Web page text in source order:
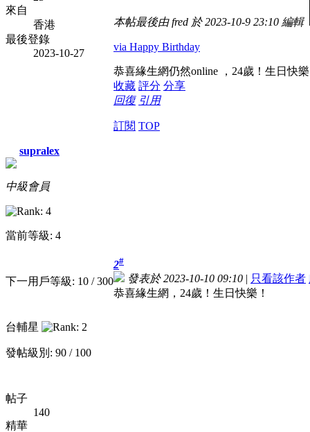
來自
香港
最後登錄
2023-10-27
本帖最後由 fred 於 2023-10-9 23:10 編輯
via Happy Birthday
恭喜緣生網仍然online ，24歲！生日快
收藏 評分 分享
回復 引用
訂閱 TOP
supralex
中級會員
當前等級: 4
下一用戶等級: 10 / 300
台輔星
發帖級別: 90 / 100
帖子
140
精華
2#
發表於 2023-10-10 09:10 | 只看該作者
恭喜緣生網，24歲！生日快樂！